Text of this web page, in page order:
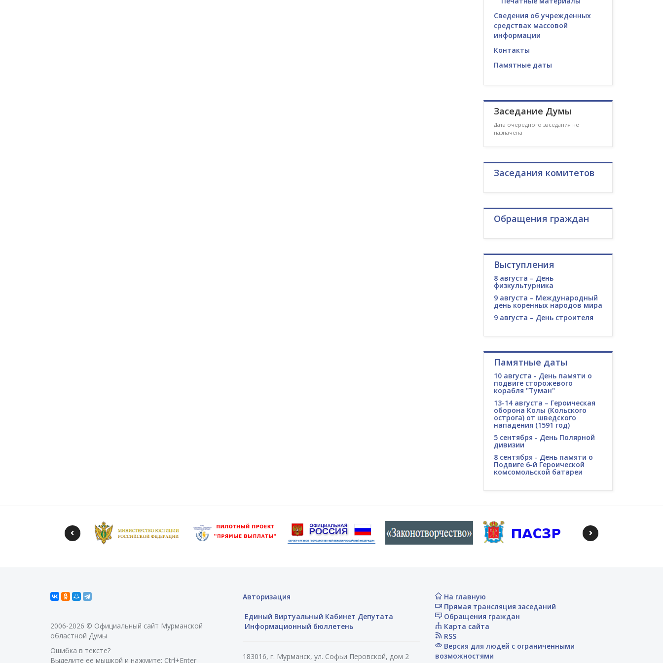
Сведения об учрежденных
средствах массовой
информации
Контакты
Памятные даты
Заседание Думы
Дата очередного заседания не
назначена
Заседания комитетов
Обращения граждан
Выступления
8 августа – День
физкультурника
9 августа – Международный
день коренных народов мира
9 августа – День строителя
Памятные даты
10 августа - День памяти о
подвиге сторожевого
корабля "Туман"
13-14 августа – Героическая
оборона Колы (Кольского
острога) от шведского
нападения (1591 год)
5 сентября - День Полярной
дивизии
8 сентября - День памяти о
Подвиге 6-й Героической
комсомольской батареи
2006-2026 © Официальный сайт Мурманской
областной Думы
Ошибка в тексте?
Выделите ее мышкой и нажмите: Ctrl+Enter
Авторизация
Единый Виртуальный Кабинет Депутата
Информационный бюллетень
183016, г. Мурманск, ул. Софьи Перовской, дом 2
На главную
Прямая трансляция заседаний
Обращения граждан
Карта сайта
RSS
Версия для людей с ограниченными
возможностями